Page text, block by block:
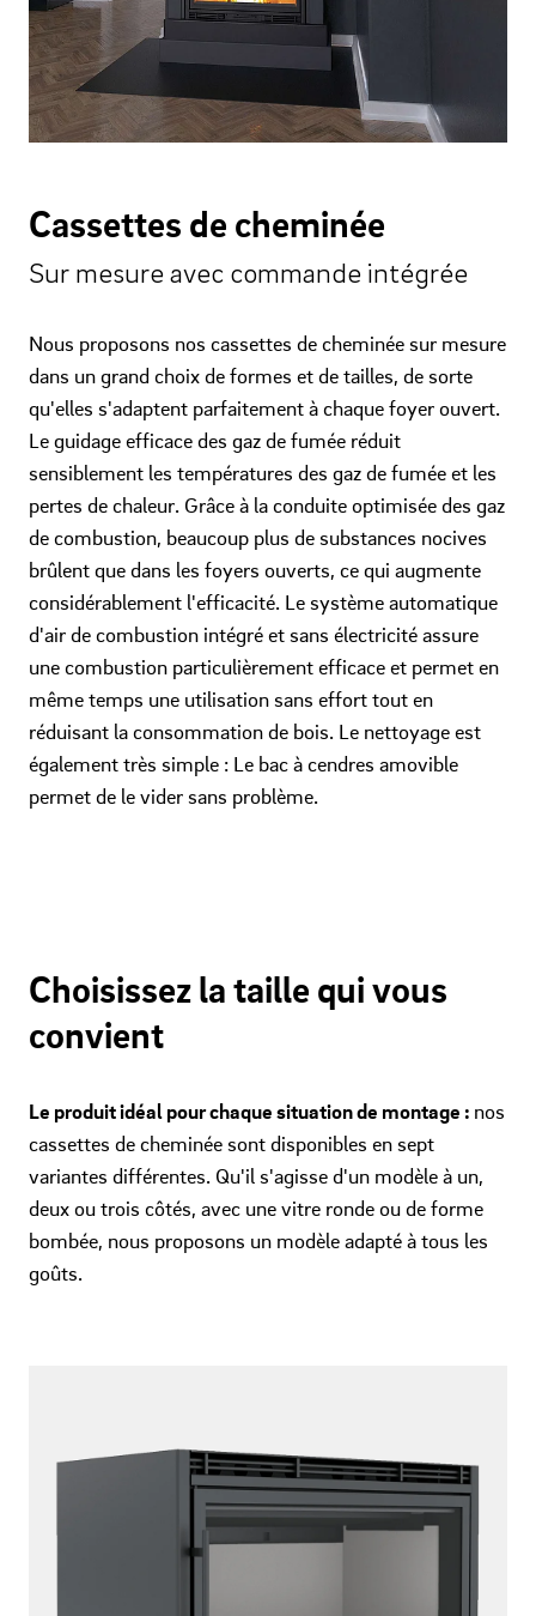
Cassettes de cheminée
Sur mesure avec commande intégrée
Nous proposons nos cassettes de cheminée sur mesure
dans un grand choix de formes et de tailles, de sorte
qu'elles s'adaptent parfaitement à chaque foyer ouvert.
Le guidage efficace des gaz de fumée réduit
sensiblement les températures des gaz de fumée et les
pertes de chaleur. Grâce à la conduite optimisée des gaz
de combustion, beaucoup plus de substances nocives
brûlent que dans les foyers ouverts, ce qui augmente
considérablement l'efficacité. Le système automatique
d'air de combustion intégré et sans électricité assure
une combustion particulièrement efficace et permet en
même temps une utilisation sans effort tout en
réduisant la consommation de bois. Le nettoyage est
également très simple : Le bac à cendres amovible
permet de le vider sans problème.
Choisissez la taille qui vous
convient
Le produit idéal pour chaque situation de montage : nos
cassettes de cheminée sont disponibles en sept
variantes différentes. Qu'il s'agisse d'un modèle à un,
deux ou trois côtés, avec une vitre ronde ou de forme
bombée, nous proposons un modèle adapté à tous les
goûts.